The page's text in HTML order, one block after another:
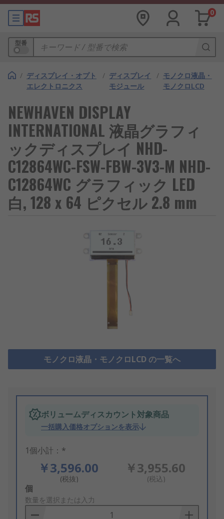
0
型番
/ ディスプレイ・オプト
エレクトロニクス
/ ディスプレイ
モジュール
/ モノクロ液晶・
モノクロLCD
NEWHAVEN DISPLAY
INTERNATIONAL 液晶グラフィ
ックディスプレイ NHD-
C12864WC-FSW-FBW-3V3-M NHD-
C12864WC グラフィック LED
白, 128 x 64 ピクセル 2.8 mm
モノクロ液晶・モノクロLCD の一覧へ
ボリュームディスカウント対象商品
一括購入価格オプションを表示
1個小計：*
￥3,596.00
(税抜)
￥3,955.60
(税込)
Add
to
Basket
個
数量を選択または入力